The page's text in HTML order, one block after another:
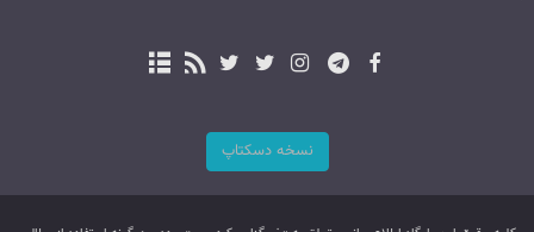
نسخه دسکتاپ